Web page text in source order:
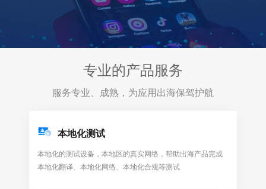
专业的产品服务
服务专业、成熟，为应用出海保驾护航
本地化测试
本地化的测试设备，本地区的真实网络，帮助出海产品完成
本地化翻译、本地化网络、本地化合规等测试